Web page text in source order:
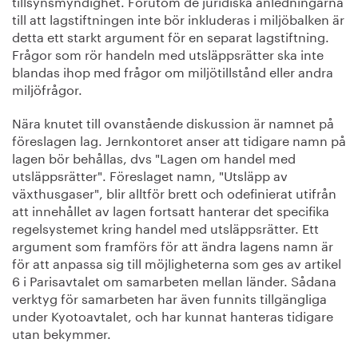
till att lagstiftningen inte bör inkluderas i miljöbalken är
detta ett starkt argument för en separat lagstiftning.
Frågor som rör handeln med utsläppsrätter ska inte
blandas ihop med frågor om miljötillstånd eller andra
miljöfrågor.
Nära knutet till ovanstående diskussion är namnet på
föreslagen lag. Jernkontoret anser att tidigare namn på
lagen bör behållas, dvs "Lagen om handel med
utsläppsrätter". Föreslaget namn, "Utsläpp av
växthusgaser", blir alltför brett och odefinierat utifrån
att innehållet av lagen fortsatt hanterar det specifika
regelsystemet kring handel med utsläppsrätter. Ett
argument som framförs för att ändra lagens namn är
för att anpassa sig till möjligheterna som ges av artikel
6 i Parisavtalet om samarbeten mellan länder. Sådana
verktyg för samarbeten har även funnits tillgängliga
under Kyotoavtalet, och har kunnat hanteras tidigare
utan bekymmer.